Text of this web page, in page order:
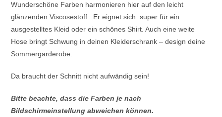
Wunderschöne Farben harmonieren hier auf den leicht
glänzenden Viscosestoff . Er eignet sich super für ein
ausgestelltes Kleid oder ein schönes Shirt. Auch eine weite
Hose bringt Schwung in deinen Kleiderschrank – design deine
Sommergarderobe.
Da braucht der Schnitt nicht aufwändig sein!
Bitte beachte, dass die Farben je nach
Bildschirmeinstellung abweichen können.